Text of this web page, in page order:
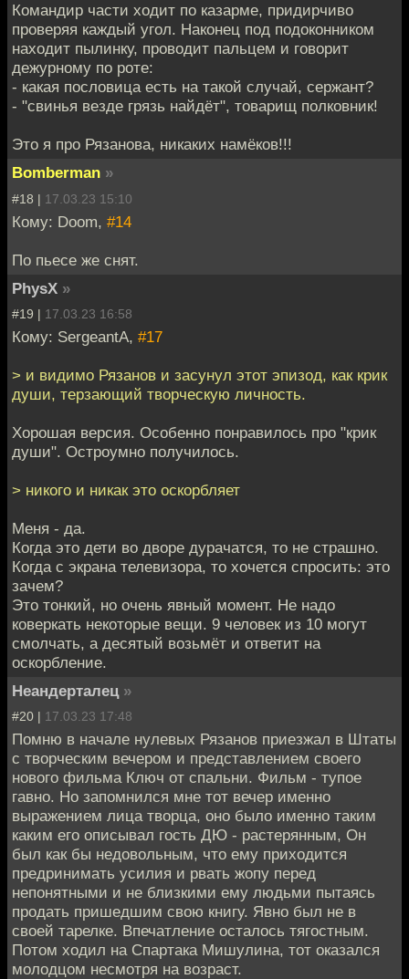
Командир части ходит по казарме, придирчиво
проверяя каждый угол. Наконец под подоконником
находит пылинку, проводит пальцем и говорит
дежурному по роте:
- какая пословица есть на такой случай, сержант?
- "свинья везде грязь найдёт", товарищ полковник!
Это я про Рязанова, никаких намёков!!!
Bomberman »
#18 | 17.03.23 15:10
Кому: Doom, #14
По пьесе же снят.
PhysX »
#19 | 17.03.23 16:58
Кому: SergeantA, #17
> и видимо Рязанов и засунул этот эпизод, как крик
души, терзающий творческую личность.
Хорошая версия. Особенно понравилось про "крик
души". Остроумно получилось.
> никого и никак это оскорбляет
Меня - да.
Когда это дети во дворе дурачатся, то не страшно.
Когда с экрана телевизора, то хочется спросить: это
зачем?
Это тонкий, но очень явный момент. Не надо
коверкать некоторые вещи. 9 человек из 10 могут
смолчать, а десятый возьмёт и ответит на
оскорбление.
Неандерталец »
#20 | 17.03.23 17:48
Помню в начале нулевых Рязанов приезжал в Штаты
с творческим вечером и представлением своего
нового фильма Ключ от спальни. Фильм - тупое
гавно. Но запомнился мне тот вечер именно
выражением лица творца, оно было именно таким
каким его описывал гость ДЮ - растерянным, Он
был как бы недовольным, что ему приходится
предринимать усилия и рвать жопу перед
непонятными и не близкими ему людьми пытаясь
продать пришедшим свою книгу. Явно был не в
своей тарелке. Впечатление осталось тягостным.
Потом ходил на Спартака Мишулина, тот оказался
молодцом несмотря на возраст.